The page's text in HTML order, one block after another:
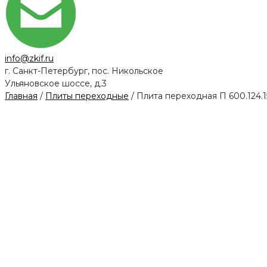
info@zkif.ru
г. Санкт-Петербург, пос. Никольское
Ульяновское шоссе, д.3
Главная / Плиты переходные / Плита переходная П